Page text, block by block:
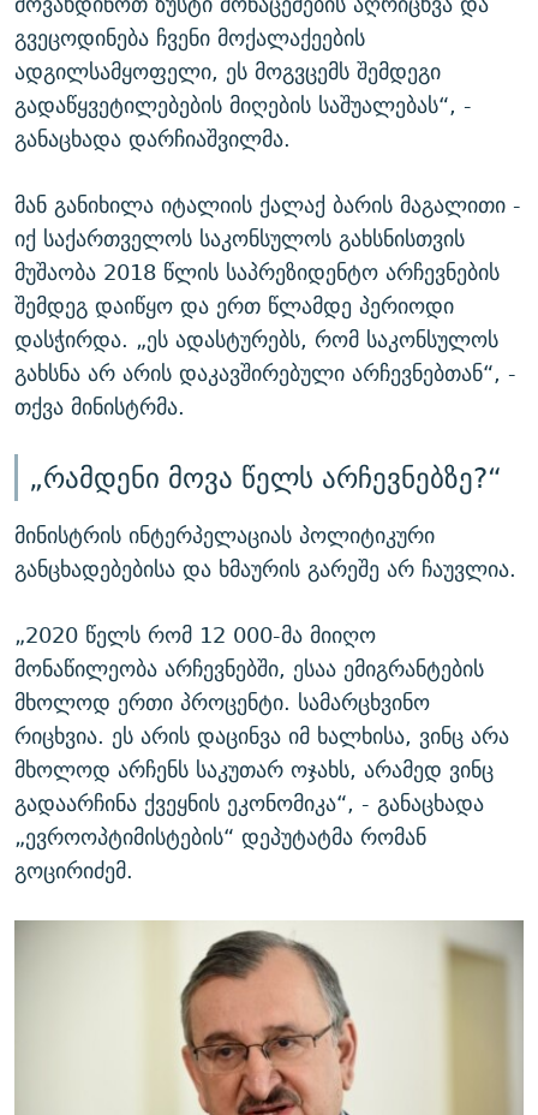
გვეცოდინება ჩვენი მოქალაქეების
ადგილსამყოფელი, ეს მოგვცემს შემდეგი
გადაწყვეტილებების მიღების საშუალებას“, -
განაცხადა დარჩიაშვილმა.
მან განიხილა იტალიის ქალაქ ბარის მაგალითი -
იქ საქართველოს საკონსულოს გახსნისთვის
მუშაობა 2018 წლის საპრეზიდენტო არჩევნების
შემდეგ დაიწყო და ერთ წლამდე პერიოდი
დასჭირდა. „ეს ადასტურებს, რომ საკონსულოს
გახსნა არ არის დაკავშირებული არჩევნებთან“, -
თქვა მინისტრმა.
„რამდენი მოვა წელს არჩევნებზე?“
მინისტრის ინტერპელაციას პოლიტიკური
განცხადებებისა და ხმაურის გარეშე არ ჩაუვლია.
„2020 წელს რომ 12 000-მა მიიღო
მონაწილეობა არჩევნებში, ესაა ემიგრანტების
მხოლოდ ერთი პროცენტი. სამარცხვინო
რიცხვია. ეს არის დაცინვა იმ ხალხისა, ვინც არა
მხოლოდ არჩენს საკუთარ ოჯახს, არამედ ვინც
გადაარჩინა ქვეყნის ეკონომიკა“, - განაცხადა
„ევროოპტიმისტების“ დეპუტატმა რომან
გოცირიძემ.